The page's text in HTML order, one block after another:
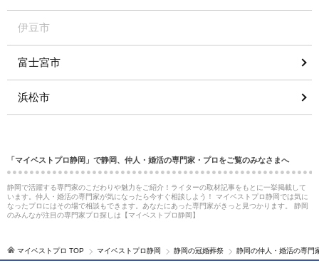
伊豆市
富士宮市
浜松市
「マイベストプロ静岡」で静岡、仲人・婚活の専門家・プロをご覧のみなさまへ
静岡で活躍する専門家のこだわりや魅力をご紹介！ライターの取材記事をもとに一挙掲載して
います。仲人・婚活の専門家が気になったら今すぐ相談しよう！ マイベストプロ静岡では気に
なったプロにはその場で相談もできます。あなたにあった専門家がきっと見つかります。 静岡
のみんなが注目の専門家プロ探しは【マイベストプロ静岡】
マイベストプロ TOP マイベストプロ静岡 静岡の冠婚葬祭 静岡の仲人・婚活の専門